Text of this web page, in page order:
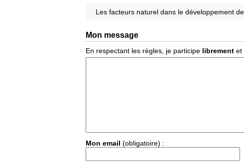
Les facteurs naturel dans le développement
Mon message
En respectant les règles, je participe librement et
Mon email (obligatoire) :